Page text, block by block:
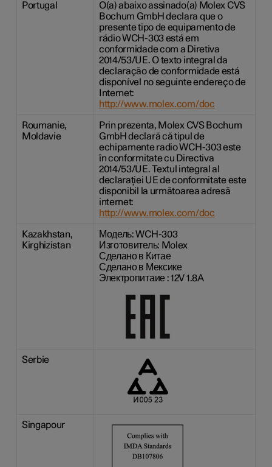
Portugal
O(a) abaixo assinado(a) Molex CVS
Bochum GmbH declara que o
presente tipo de equipamento de
rádio WCH-303 está em
conformidade com a Diretiva
2014/53/UE. O texto integral da
declaração de conformidade está
disponível no seguinte endereço de
Internet:
http://www.molex.com/doc
Roumanie,
Moldavie
Prin prezenta, Molex CVS Bochum
GmbH declară că tipul de
echipamente radio WCH-303 este
în conformitate cu Directiva
2014/53/UE. Textul integral al
declarației UE de conformitate este
disponibil la următoarea adresă
internet:
http://www.molex.com/doc
Kazakhstan,
Kirghizistan
Модель: WCH-303
Изготовитель: Molex
Сделано в Китае
Сделано в Мексике
Электропитаие : 12V 1.8A
Serbie
Singapour